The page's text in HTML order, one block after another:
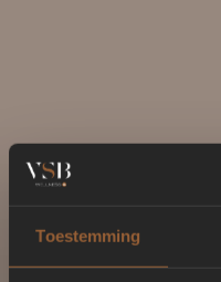
Toestemming